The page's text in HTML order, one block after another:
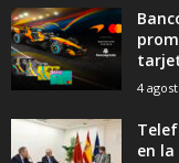
4
en la